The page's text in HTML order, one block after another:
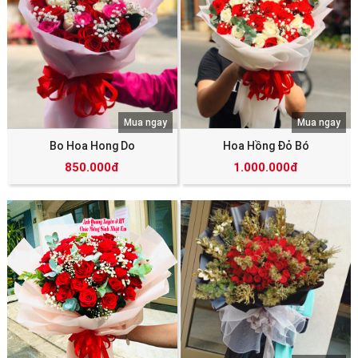
Bo Hoa Hong Do
850.000đ
Mua ngay
Hoa Hồng Đỏ Bó
1.000.000đ
Mua ngay